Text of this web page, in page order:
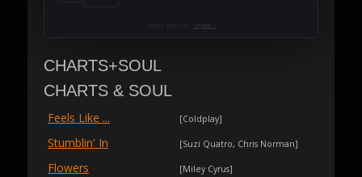
Original ↗
CHARTS+SOUL
CHARTS & SOUL
Feels Like ... [Coldplay]
Stumblin' In [Suzi Quatro, Chris Norman]
Flowers [Miley Cyrus]